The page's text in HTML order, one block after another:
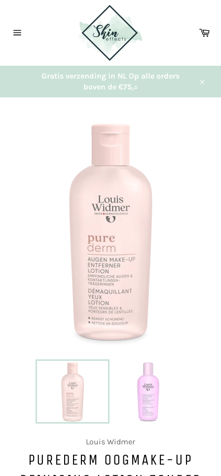
content
Gratis verzending in NL Op alle orders
boven de €75,=
Louis Widmer
PUREDERM OOGMAKE-UP